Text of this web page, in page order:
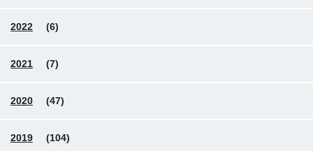
2022 (6)
2021 (7)
2020 (47)
2019 (104)